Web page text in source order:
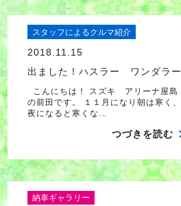
スタッフによるクルマ紹介
2018.11.15
出ました！ハスラー ワンダラー
こんにちは！ スズキ アリーナ屋島
の前田です。 １１月になり朝は寒く、
夜になると寒くな…
つづきを読む
納車ギャラリー